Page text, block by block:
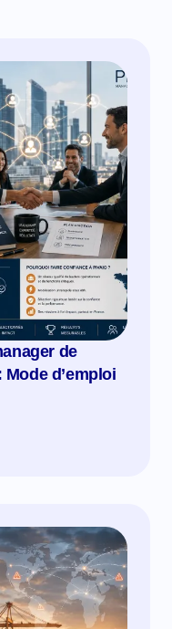
de
d’emploi